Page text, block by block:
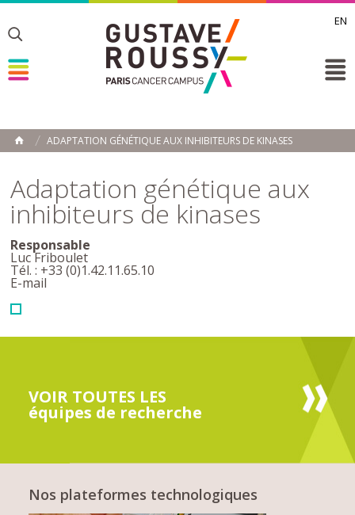
EN
Toggle
Toggle
ACCUEIL
ADAPTATION GÉNÉTIQUE AUX INHIBITEURS DE KINASES
Adaptation génétique aux
inhibiteurs de kinases
Responsable
Luc Friboulet
Tél. : +33 (0)1.42.11.65.10
E-mail
VOIR TOUTES LES
équipes de recherche
Nos plateformes technologiques